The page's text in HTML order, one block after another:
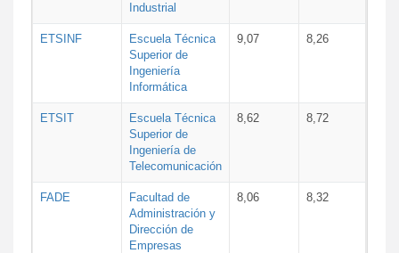
Industrial
ETSINF
Escuela Técnica
Superior de
Ingeniería
Informática
9,07 8,26
ETSIT
Escuela Técnica
Superior de
Ingeniería de
Telecomunicación
8,62 8,72
FADE
Facultad de
Administración y
Dirección de
Empresas
8,06 8,32